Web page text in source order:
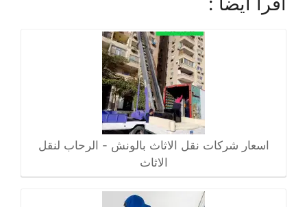
اسعار شركات نقل الاثاث بالونش - الرحاب لنقل
الاثاث